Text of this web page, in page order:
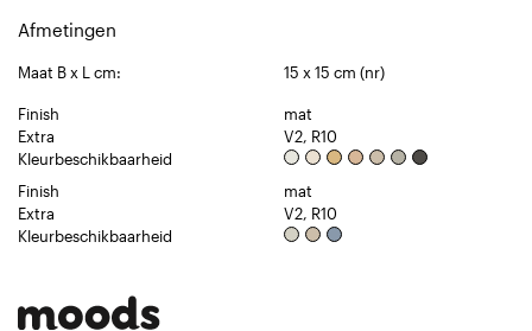
Afmetingen
Maat B x L cm: 15 x 15 cm (nr)
Finish
mat
Extra
V2, R10
Kleurbeschikbaarheid
Finish
mat
Extra
V2, R10
Kleurbeschikbaarheid